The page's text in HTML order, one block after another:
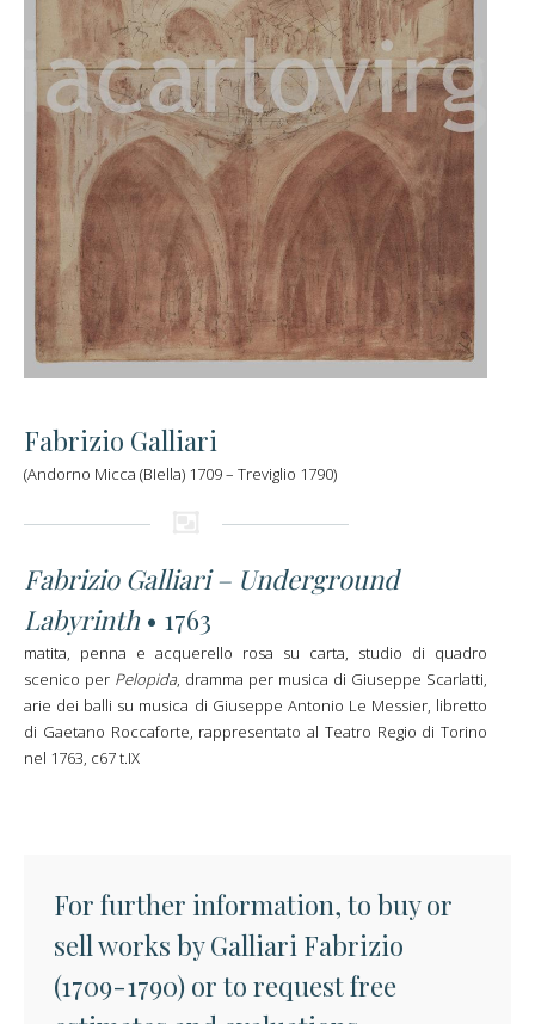
Fabrizio Galliari
(Andorno Micca (BIella) 1709 – Treviglio 1790)
Fabrizio Galliari – Underground
Labyrinth • 1763
matita, penna e acquerello rosa su carta, studio di quadro
scenico per Pelopida, dramma per musica di Giuseppe Scarlatti,
arie dei balli su musica di Giuseppe Antonio Le Messier, libretto
di Gaetano Roccaforte, rappresentato al Teatro Regio di Torino
nel 1763, c67 t.IX
For further information, to buy or
sell works by Galliari Fabrizio
(1709-1790) or to request free